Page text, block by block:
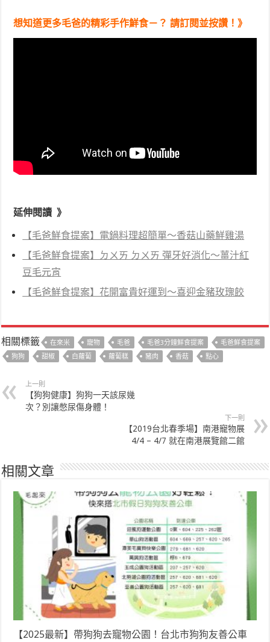
想知道更多毛爸的精彩手作鮮食－？ 請訂閱並按讚！》
延伸閱讀 》
【毛爸鮮食提案】電鍋料理超簡單～香菇山藥鮮雞湯
【毛爸鮮食提案】ㄉㄨㄞ ㄉㄨㄞ 彈牙好消化～薑汁紅
豆毛元宵
【毛爸鮮食提案】花開富貴好運到～喜迎金豬玫瑰餃
相關標籤 在來米 寵物 毛爸 毛爸3分鐘鮮食提案
毛爸鮮食提案
狗狗
甜椒 白蘿蔔 蘿蔔糕 豬肉 香菇 點心
上一則
【狗狗健康】狗狗一天該尿幾
次？別讓憋尿傷身體！
下一則
【2019台北春季場】南港寵物展
4/4 – 4/7 就在南港展覽館二館
相關文章
【2025最新】帶狗狗去寵物公園！台北市狗狗友善公車